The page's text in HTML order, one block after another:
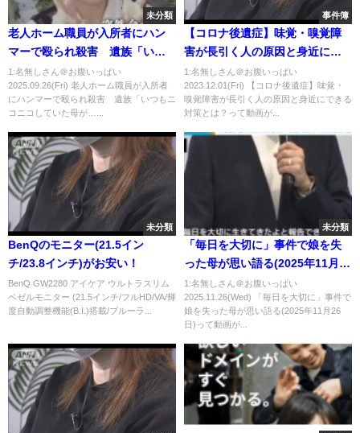
未分類
老人ホーム職員が入所者にハン
マーで殴られ殺害 遺族「いつ
もニコニコしていた母が…」男
は事件直前トラブル 施設運営
会社に約３９００万円賠償命じ
1:名無しさん＠お腹いっぱい
2025.09.26(Fri) 老人ホーム職員が入所者
にハンマーで殴られ殺害 遺族「いつもニ
コニコしていた母が…...
事件簿
【コロナ後遺症】味覚・嗅覚障
害が長引く人の原因と身近にで
きる対策とは？
1:名無しさん＠お腹いっぱい
2023.12.01(Fri) 【コロナ後遺症】味覚・
嗅覚障害が長引く人の原因と身近にできる
対策とは？って動画が...
未分類
BenQのモニター(21.5イン
チ/23.8インチ)がお安い！
BenQ GW2280 アイケア ウルトラスリム
ベゼルモニター (21.5インチ/フルHD/VA/輝
度自動調整機能(B.I.)搭載/ブルーラ...
未分類
「毎日を大切に」事件で娘を失
った母が思い語る(2025年11月26
日)
1:名無しさん＠お腹いっぱい
2025.11.26(Wed) 「毎日を大切に」事件で
娘を失った母が思い語る(2025年11月26
日)って動画が...